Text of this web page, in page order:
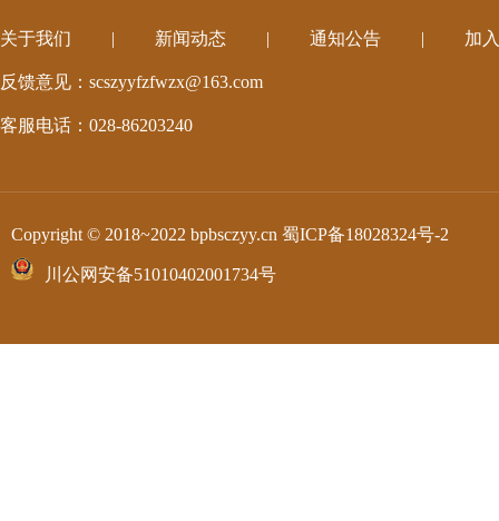
关于我们 | 新闻动态 | 通知公告 | 加
反馈意见：scszyyfzfwzx@163.com
客服电话：028-86203240
Copyright © 2018~2022 bpbsczyy.cn 蜀ICP备18028324号-2
川公网安备51010402001734号